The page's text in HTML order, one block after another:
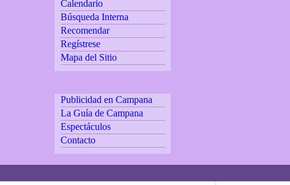
Calendario
Búsqueda Interna
Recomendar
Regístrese
Mapa del Sitio
Publicidad en Campana
La Guía de Campana
Espectáculos
Contacto